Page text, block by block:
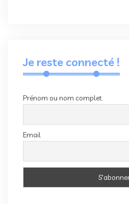
Je reste connecté !
Prénom ou nom complet
Email